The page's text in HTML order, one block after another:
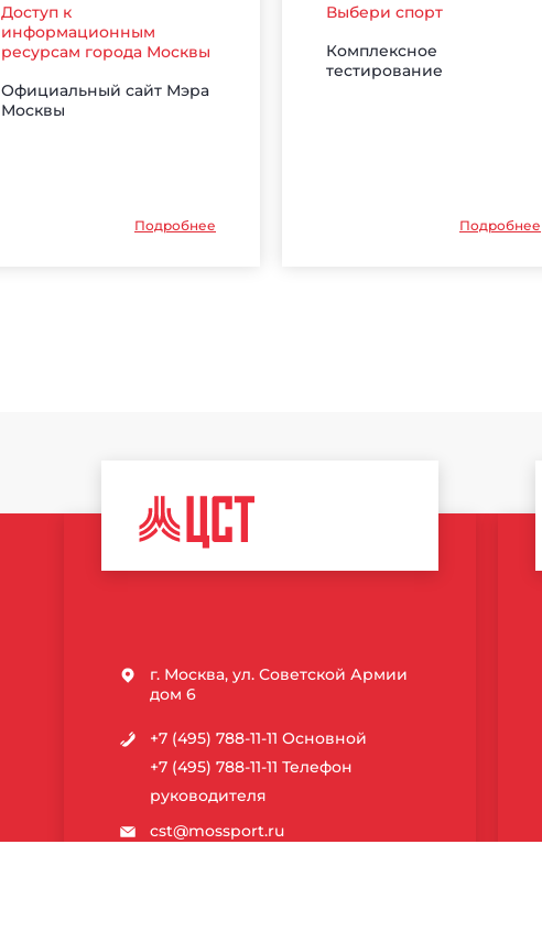
Доступ к
информационным
ресурсам города Москвы
Официальный сайт Мэра
Москвы
Подробнее
Выбери спорт
Комплексное
тестирование
Подробнее
ЦЕНТР
СПОРТИВНЫХ
г. Москва, ул. Советской Армии
дом 6
+7 (495) 788-11-11 Основной
+7 (495) 788-11-11 Телефон
руководителя
cst@mossport.ru